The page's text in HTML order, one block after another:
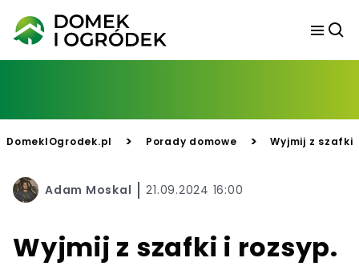
DomekIOgrodek.pl > Porady domowe > Wyjmij z szafki
Adam Moskal 21.09.2024 16:00
Wyjmij z szafki i rozsyp.